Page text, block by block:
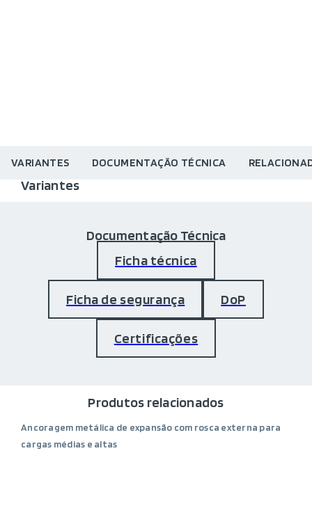
VARIANTES DOCUMENTAÇÃO TÉCNICA
Variantes
Documentação Técnica
Ficha técnica
Ficha de segurança DoP
Certificações
Produtos relacionados
Ancoragem metálica de expansão com rosca externa para
cargas médias e altas